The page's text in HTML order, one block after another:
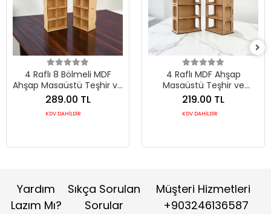
4 Raflı 8 Bölmeli MDF
Ahşap Masaüstü Teşhir ve
Organizer Standı
289.00 TL
KDV DAHİLDİR
4 Raflı MDF Ahşap
Masaüstü Teşhir ve
Organizer Standı
219.00 TL
KDV DAHİLDİR
Yardım
Lazım Mı?
Sıkça Sorulan
Sorular
Müşteri Hizmetleri
+903246136587